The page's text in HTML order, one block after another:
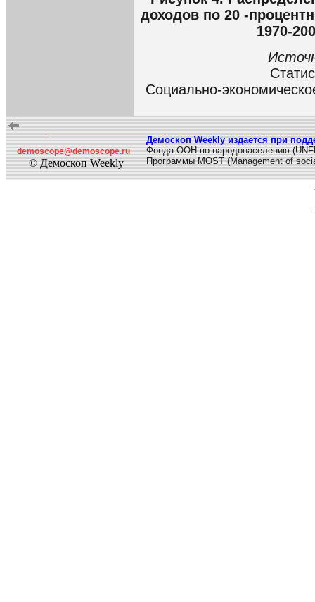
доходов по 20 -
1970-
Социально-
demoscope@demoscope.ru
© Демоскоп Weekly
Демоскоп Weekly издается при
Фонда ООН по народонаселению
Программы MOST (Management of